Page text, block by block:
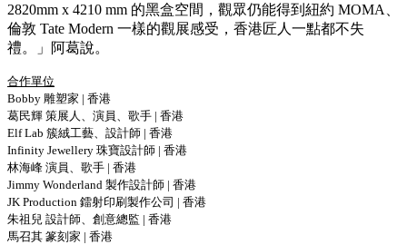
2820mm x 4210 mm 的黑盒空間，觀眾仍能得到紐約 MOMA、
倫敦 Tate Modern 一樣的觀展感受，香港匠人一點都不失
禮。」阿葛說。
合作單位
Bobby 雕塑家 | 香港
葛⺠輝 策展人、演員、歌手 | 香港
Elf Lab 簇絨工藝、設計師 | 香港
Infinity Jewellery 珠寶設計師 | 香港
林海峰 演員、歌手 | 香港
Jimmy Wonderland 製作設計師 | 香港
JK Production 鐳射印刷製作公司 | 香港
朱祖兒 設計師、創意總監 | 香港
馬召其 篆刻家 | 香港